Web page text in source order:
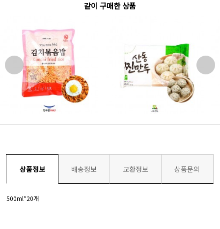
같이 구매한 상품
상품정보 배송정보 교환정보 상품문의
500ml*20개